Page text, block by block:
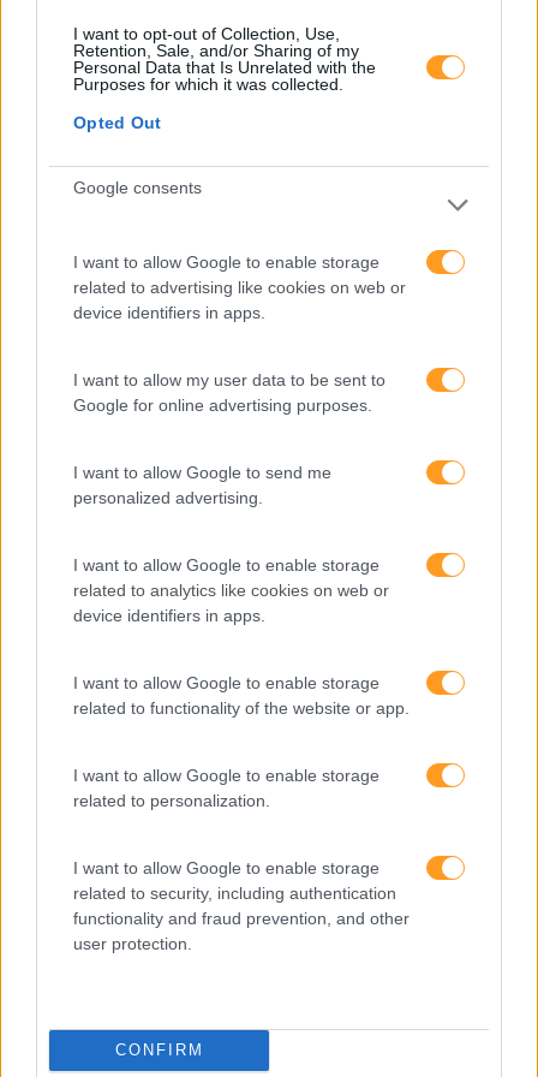
I want to opt-out of Collection, Use,
Retention, Sale, and/or Sharing of my
Personal Data that Is Unrelated with the
Purposes for which it was collected.
Opted Out
Google consents
I want to allow Google to enable storage
related to advertising like cookies on web or
device identifiers in apps.
I want to allow my user data to be sent to
Google for online advertising purposes.
I want to allow Google to send me
personalized advertising.
I want to allow Google to enable storage
related to analytics like cookies on web or
device identifiers in apps.
I want to allow Google to enable storage
related to functionality of the website or app.
I want to allow Google to enable storage
related to personalization.
I want to allow Google to enable storage
related to security, including authentication
functionality and fraud prevention, and other
user protection.
CONFIRM
produtividade
O futuro dos líderes é
dados e os dados
exigem pensamento
crítico
Fazer perguntas tira-nos
do piloto automático
“Formação em IA para
SKOLAE Formação, fala
sobre a Academia de
Formações ajustadas
ao seu negócio
FORMAÇÕES À